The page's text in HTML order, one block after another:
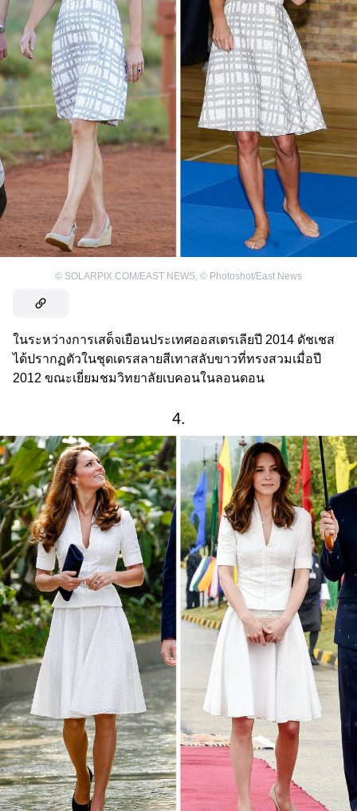
© SOLARPIX.COM/EAST NEWS © Photoshot/East News
ในระหว่างการเสด็จเยือนประเทศออสเตรเลียปี 2014 ดัชเชส
ได้ปรากฏตัวในชุดเดรสลายสีเทาสลับขาวที่ทรงสวมเมื่อปี
2012 ขณะเยี่ยมชมวิทยาลัยเบคอนในลอนดอน
4.